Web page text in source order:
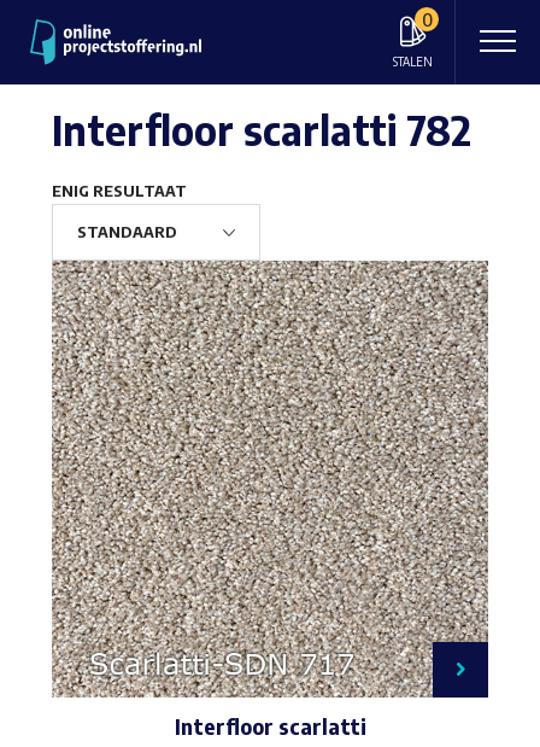
0
STALEN
Interfloor scarlatti 782
ENIG RESULTAAT
Interfloor scarlatti